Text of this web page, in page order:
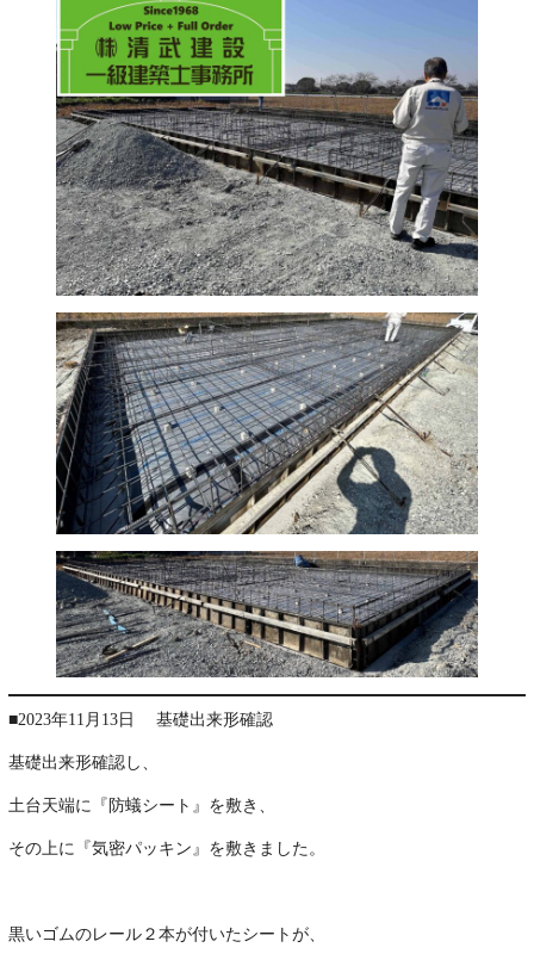
■2023年11月13日 基礎出来形確認
基礎出来形確認し、
土台天端に『防蟻シート』を敷き、
その上に『気密パッキン』を敷きました。
黒いゴムのレール２本が付いたシートが、